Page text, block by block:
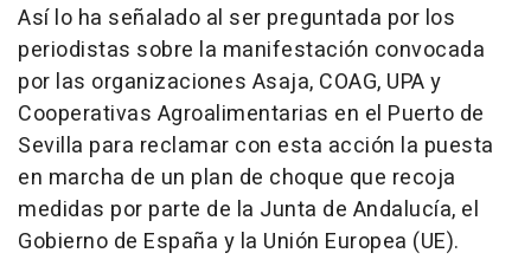
Así lo ha señalado al ser preguntada por los
periodistas sobre la manifestación convocada
por las organizaciones Asaja, COAG, UPA y
Cooperativas Agroalimentarias en el Puerto de
Sevilla para reclamar con esta acción la puesta
en marcha de un plan de choque que recoja
medidas por parte de la Junta de Andalucía, el
Gobierno de España y la Unión Europea (UE).